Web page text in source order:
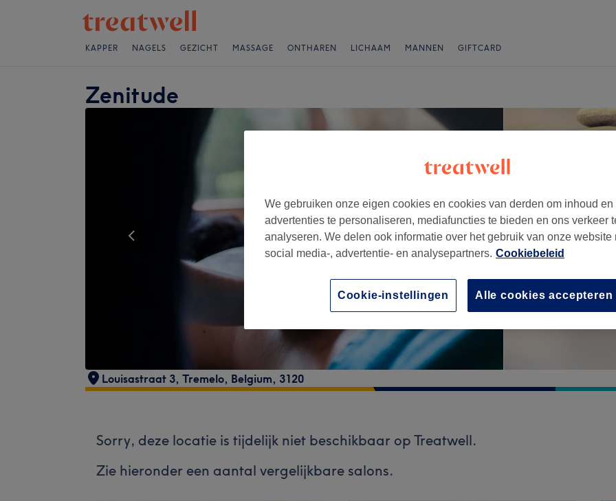
KAPPER NAGELS GEZICHT MASSAGE ONTHAREN LICHAAM MANNEN GIFTCARD
Zenitude
Louisastraat 3, Tremelo, Belgium, 3120
Sorry, deze locatie is tijdelijk niet beschikbaar op Treatwell.
Zie hieronder een aantal vergelijkbare salons.
We gebruiken onze eigen cookies en cookies van derden om inhoud en
advertenties te personaliseren, mediafuncties te bieden en ons verkeer
analyseren. We delen ook informatie over het gebruik van onze website
social media-, advertentie- en analysepartners. Cookiebeleid
Alle cookies accepteren
Cookie-instellingen